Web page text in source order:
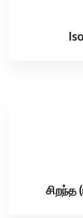
சிறந்த